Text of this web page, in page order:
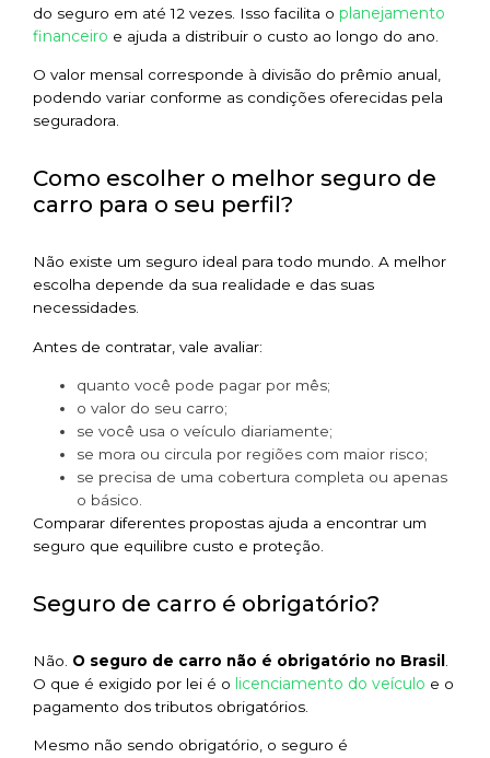
do seguro em até 12 vezes. Isso facilita o planejamento
financeiro e ajuda a distribuir o custo ao longo do ano.
O valor mensal corresponde à divisão do prêmio anual,
podendo variar conforme as condições oferecidas pela
seguradora.
Como escolher o melhor seguro de
carro para o seu perfil?
Não existe um seguro ideal para todo mundo. A melhor
escolha depende da sua realidade e das suas
necessidades.
Antes de contratar, vale avaliar:
quanto você pode pagar por mês;
o valor do seu carro;
se você usa o veículo diariamente;
se mora ou circula por regiões com maior risco;
se precisa de uma cobertura completa ou apenas
o básico.
Comparar diferentes propostas ajuda a encontrar um
seguro que equilibre custo e proteção.
Seguro de carro é obrigatório?
Não. O seguro de carro não é obrigatório no Brasil
O que é exigido por lei é o licenciamento do veículo e o
pagamento dos tributos obrigatórios.
Mesmo não sendo obrigatório, o seguro é